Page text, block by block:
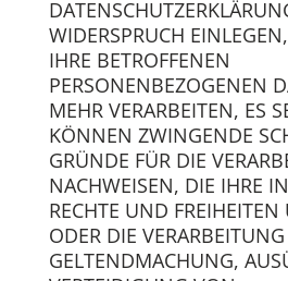
WIDERSPRUCH
IHRE BETROFFENEN
PERSONENBEZOGENEN
MEHR VERARBEITEN, ES
KÖNNEN ZWINGENDE
GRÜNDE FÜR DIE
NACHWEISEN, DIE IHRE
RECHTE UND FREIHEITEN
ODER DIE
GELTENDMACHUNG,